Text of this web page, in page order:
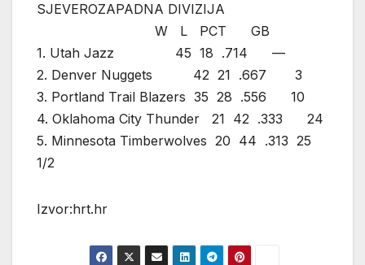
SJEVEROZAPADNA DIVIZIJA
W L PCT GB
1. Utah Jazz 45 18 .714 —
2. Denver Nuggets 42 21 .667 3
3. Portland Trail Blazers 35 28 .556 10
4. Oklahoma City Thunder 21 42 .333 24
5. Minnesota Timberwolves 20 44 .313 25
1/2
Izvor:hrt.hr